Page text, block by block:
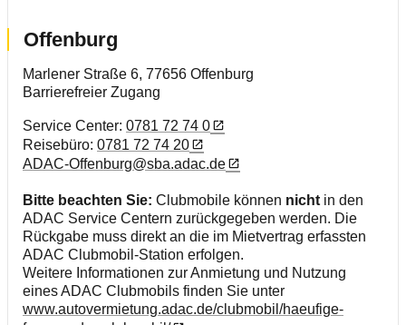
Offenburg
Marlener Straße 6, 77656 Offenburg
Barrierefreier Zugang
Service Center: 0781 72 74 0
Reisebüro: 0781 72 74 20
ADAC-Offenburg@sba.adac.de
Bitte beachten Sie: Clubmobile können nicht in den
ADAC Service Centern zurückgegeben werden. Die
Rückgabe muss direkt an die im Mietvertrag erfassten
ADAC Clubmobil-Station erfolgen.
Weitere Informationen zur Anmietung und Nutzung
eines ADAC Clubmobils finden Sie unter
www.autovermietung.adac.de/clubmobil/haeufige-